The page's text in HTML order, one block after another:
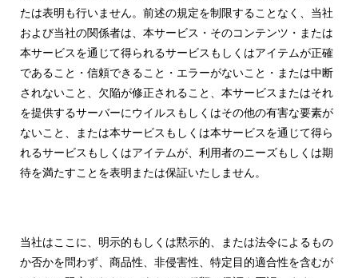
たは表明も行いません。前述の規定を制限することなく、当社
および当社の関係者は、本サービス・そのコンテンツ・または
本サービスを通じて得られるサービスもしくはアイテムが正確
であること・信頼できること・エラーがないこと・または中断
されないこと、欠陥が修正されること、本サービスまたはそれ
を提供するサーバーにウイルスもしくはその他の有害な要素が
ないこと、または本サービスもしくは本サービスを通じて得ら
れるサービスもしくはアイテムが、利用者のニーズもしくは期
待を満たすことを表明または保証いたしません。
当社はここに、明示的もしくは黙示的、または法令によるもの
か否かを問わず、商品性、非侵害性、特定目的適合性を含むが